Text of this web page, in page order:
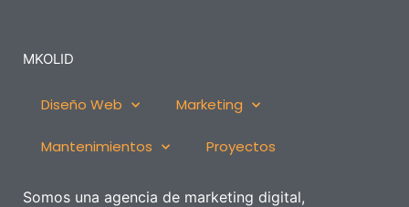
MKOLID
Diseño Web Marketing
Mantenimientos Proyectos
Somos una agencia de marketing digital,